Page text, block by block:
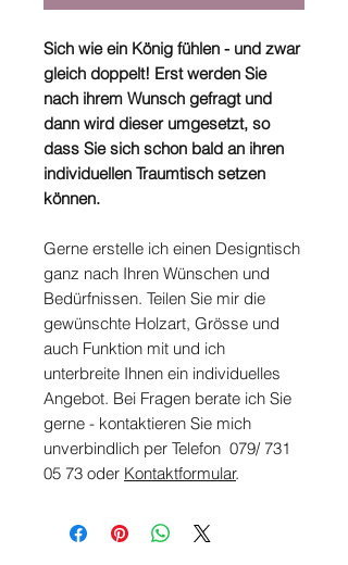
Sich wie ein König fühlen - und zwar
gleich doppelt! Erst werden Sie
nach ihrem Wunsch gefragt und
dann wird dieser umgesetzt, so
dass Sie sich schon bald an ihren
individuellen Traumtisch setzen
können.
Gerne erstelle ich einen Designtisch
ganz nach Ihren Wünschen und
Bedürfnissen. Teilen Sie mir die
gewünschte Holzart, Grösse und
auch Funktion mit und ich
unterbreite Ihnen ein individuelles
Angebot. Bei Fragen berate ich Sie
gerne - kontaktieren Sie mich
unverbindlich per Telefon 079/ 731
05 73 oder Kontaktformular.